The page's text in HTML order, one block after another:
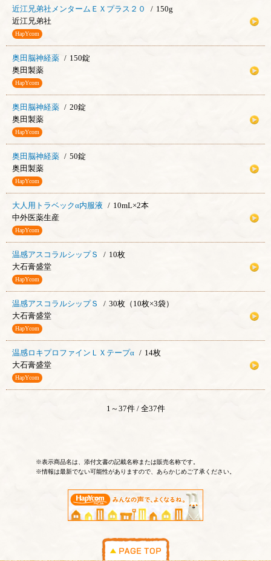
近江兄弟社メンタームＥＸプラス２０
150g
近江兄弟社
HapYcom
奥田脳神経薬
150錠
奥田製薬
HapYcom
奥田脳神経薬
20錠
奥田製薬
HapYcom
奥田脳神経薬
50錠
奥田製薬
HapYcom
大人用トラベックα内服液
10mL×2本
中外医薬生産
HapYcom
温感アスコラルシップＳ
10枚
大石膏盛堂
HapYcom
温感アスコラルシップＳ
30枚（10枚×3袋）
大石膏盛堂
HapYcom
温感ロキプロファインＬＸテープα
14枚
大石膏盛堂
HapYcom
1～37件 / 全37件
※表示商品名は、添付文書の記載名称または販売名称です。
※情報は最新でない可能性がありますので、あらかじめご了承ください。